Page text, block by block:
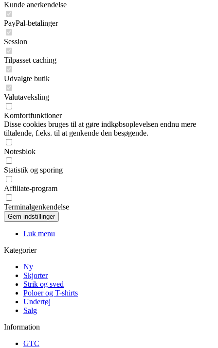
Kunde anerkendelse
PayPal-betalinger
Session
Tilpasset caching
Udvalgte butik
Valutaveksling
Komfortfunktioner
Disse cookies bruges til at gøre indkøbsoplevelsen endnu mere
tiltalende, f.eks. til at genkende den besøgende.
Notesblok
Statistik og sporing
Affiliate-program
Terminalgenkendelse
Luk menu
Kategorier
Ny
Skjorter
Strik og sved
Poloer og T-shirts
Undertøj
Salg
Information
GTC